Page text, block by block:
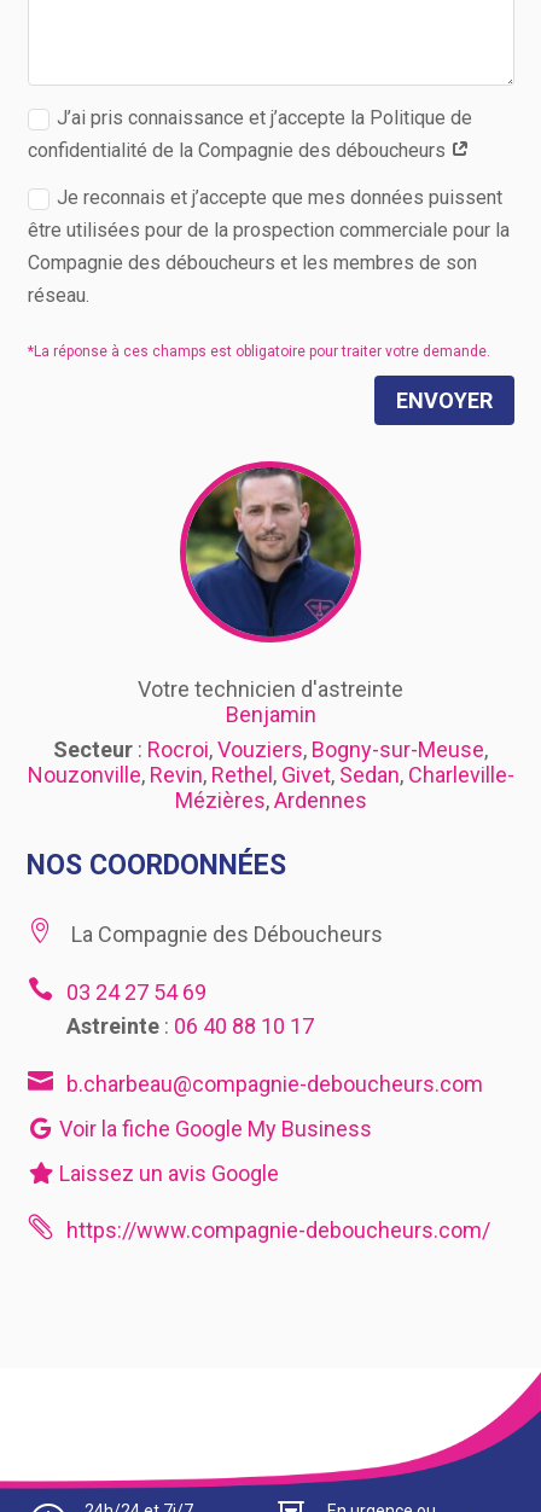
J’ai pris connaissance et j’accepte la Politique de
confidentialité de la Compagnie des déboucheurs
Je reconnais et j’accepte que mes données puissent
être utilisées pour de la prospection commerciale pour la
Compagnie des déboucheurs et les membres de son
réseau.
ENVOYER
Votre technicien d'astreinte
Benjamin
Secteur : Rocroi,Vouziers, Bogny-sur-Meuse,
Nouzonville, Revin, Rethel , Givet, Sedan, Charleville-
Mézières,Ardennes
NOS COORDONNÉES
 La Compagnie des Déboucheurs

03 24 27 54 69
Astreinte: 06 40 88 10 17

b.charbeau@compagnie-deboucheurs.com
Voir la fiche Google My Business
Laissez un avis Google
 https://www.compagnie-deboucheurs.com/